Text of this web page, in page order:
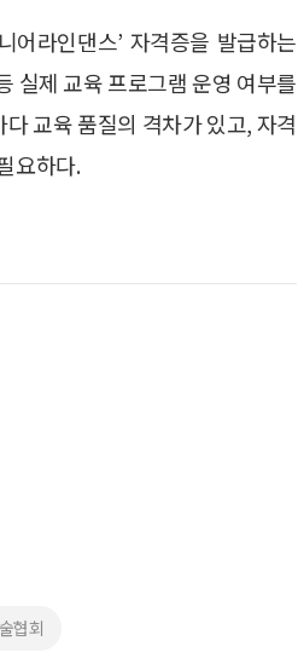
어라인댄스’ 자격증을 발급하는
제 교육 프로그램 운영 여부를
교육 품질의 격차가 있고, 자격
요하다.
협회